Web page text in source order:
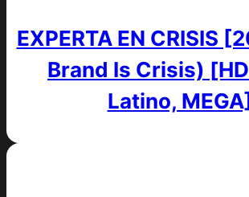
EXPERTA EN CRISIS
Brand Is Crisis)
Latino, MEGA]